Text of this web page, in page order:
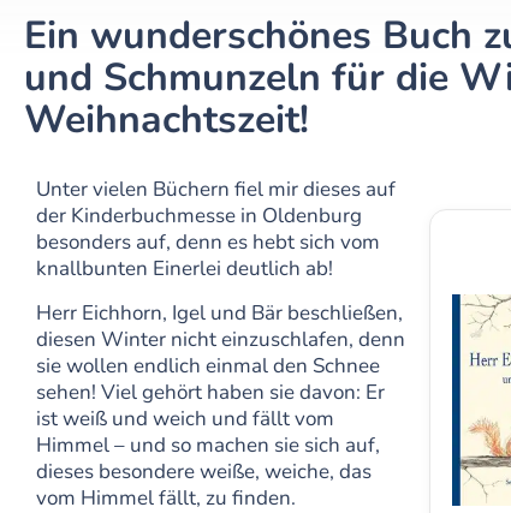
Ein wunderschönes Buch
und Schmunzeln für die
Weihnachtszeit!
Unter vielen Büchern fiel mir dieses auf
der Kinderbuchmesse in Oldenburg
besonders auf, denn es hebt sich vom
knallbunten Einerlei deutlich ab!
Herr Eichhorn, Igel und Bär beschließen,
diesen Winter nicht einzuschlafen, denn
sie wollen endlich einmal den Schnee
sehen! Viel gehört haben sie davon: Er
ist weiß und weich und fällt vom
Himmel – und so machen sie sich auf,
dieses besondere weiße, weiche, das
vom Himmel fällt, zu finden.